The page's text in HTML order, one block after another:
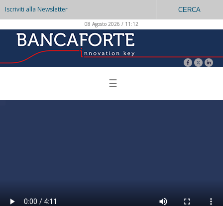
Iscriviti alla Newsletter CERCA
08 Agosto 2026 / 11:12
☰